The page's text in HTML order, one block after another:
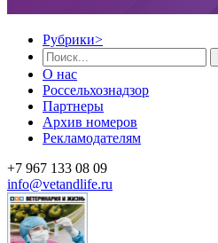
Рубрики>
О нас
Россельхознадзор
Партнеры
Архив номеров
Рекламодателям
+7 967 133 08 09
info@vetandlife.ru